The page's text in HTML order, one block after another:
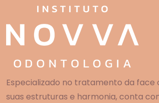
Especializado no tratamento da face
suas estruturas e harmonia, conta